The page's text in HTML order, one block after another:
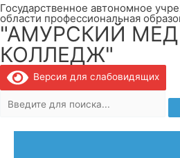
Государственное автономное
области профессиональная
"АМУРСКИЙ
КОЛЛЕДЖ"
Версия для слабовидящих